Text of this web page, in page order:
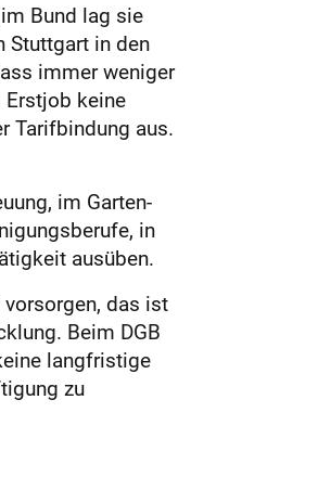
Bund lag sie
Stuttgart in den
immer weniger
keine
Tarifbindung aus.
im Garten-
in
ausüben.
das ist
Beim DGB
langfristige
zu